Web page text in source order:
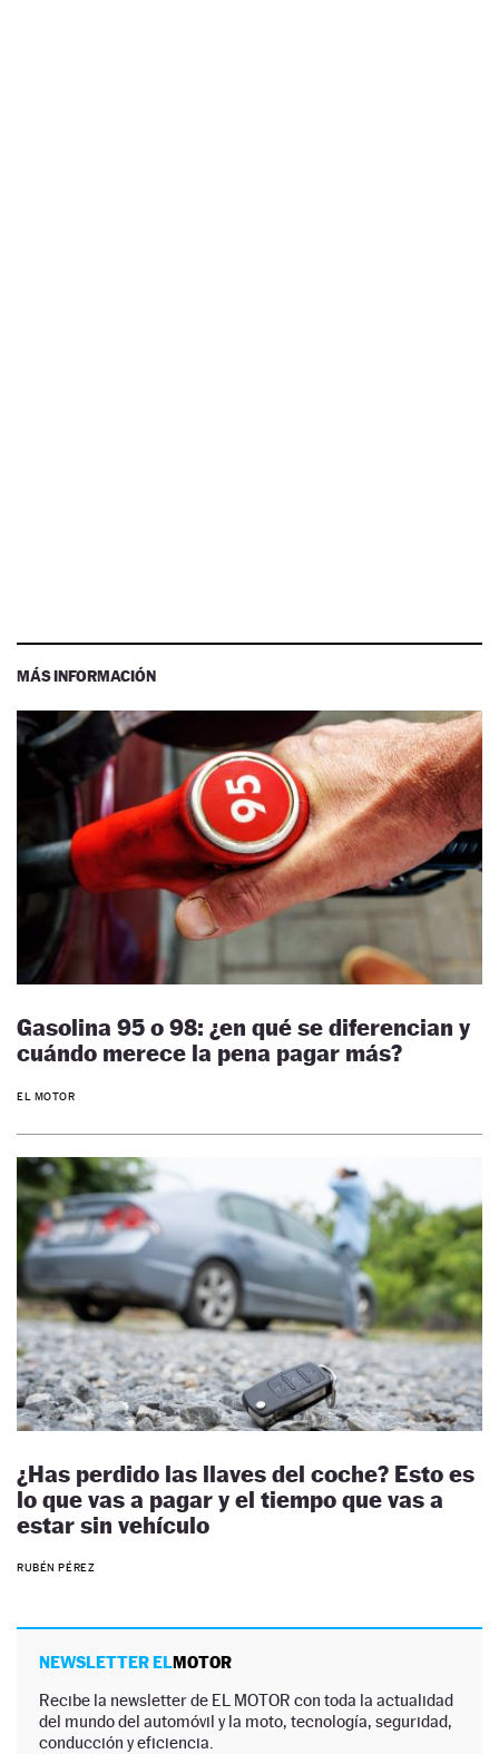
MÁS INFORMACIÓN
Gasolina 95 o 98: ¿en qué se diferencian y
cuándo merece la pena pagar más?
EL MOTOR
¿Has perdido las llaves del coche? Esto es
lo que vas a pagar y el tiempo que vas a
estar sin vehículo
RUBÉN PÉREZ
NEWSLETTER ELMOTOR
Recibe la newsletter de EL MOTOR con toda la actualidad
del mundo del automóvil y la moto, tecnología, seguridad,
conducción y eficiencia.